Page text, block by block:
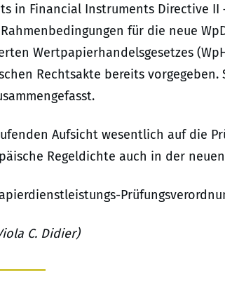
in Financial Instruments Directive II
für die neue
Wertpapierhandelsgesetzes
Rechtsakte bereits
Aufsicht wesentlich auf die
Regeldichte auch in der
C. Didier)